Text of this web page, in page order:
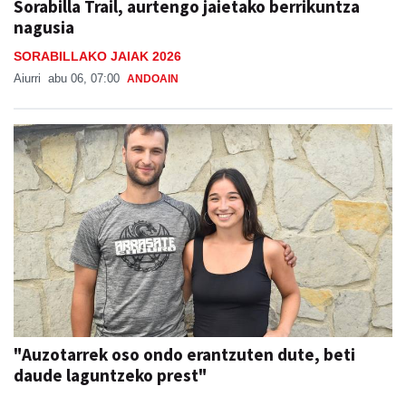
Sorabilla Trail, aurtengo jaietako berrikuntza
nagusia
SORABILLAKO JAIAK 2026
Aiurri abu 06, 07:00 ANDOAIN
"Auzotarrek oso ondo erantzuten dute, beti
daude laguntzeko prest"